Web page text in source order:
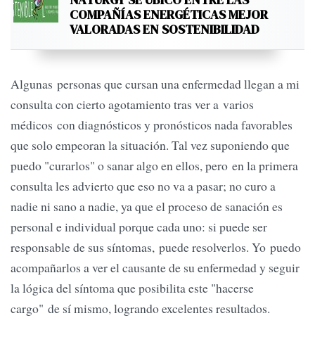
COMPAÑÍAS ENERGÉTICAS MEJOR
VALORADAS EN SOSTENIBILIDAD
Algunas personas que cursan una enfermedad llegan a mi
consulta con cierto agotamiento tras ver a varios
médicos con diagnósticos y pronósticos nada favorables
que solo empeoran la situación. Tal vez suponiendo que
puedo "curarlos" o sanar algo en ellos, pero en la primera
consulta les advierto que eso no va a pasar; no curo a
nadie ni sano a nadie, ya que el proceso de sanación es
personal e individual porque cada uno: si puede ser
responsable de sus síntomas, puede resolverlos. Yo puedo
acompañarlos a ver el causante de su enfermedad y seguir
la lógica del síntoma que posibilita este "hacerse
cargo" de sí mismo, logrando excelentes resultados.